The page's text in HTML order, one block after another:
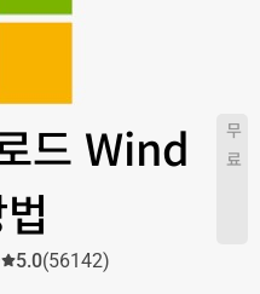
드 Wind
무
료
5.0(56142)